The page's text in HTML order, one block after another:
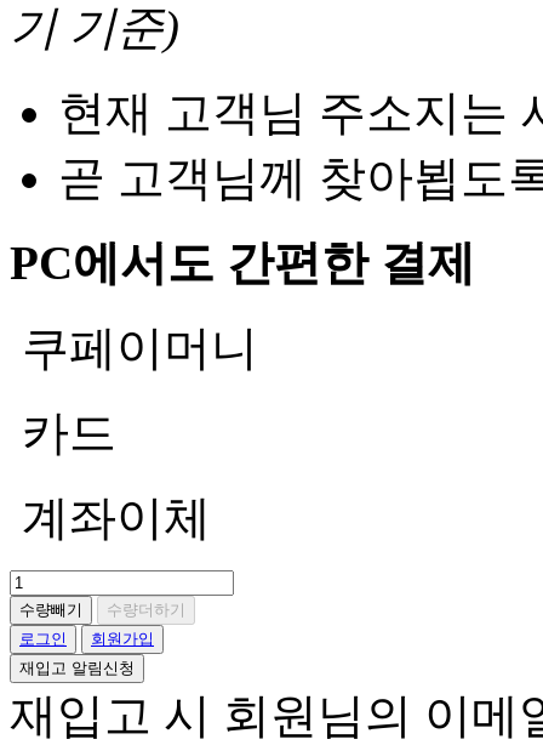
기 기준)
현재 고객님 주소지는
곧 고객님께 찾아뵙도
PC에서도 간편한 결제
쿠페이머니
카드
계좌이체
수량빼기
수량더하기
로그인
회원가입
재입고 알림신청
재입고 시 회원님의 이메